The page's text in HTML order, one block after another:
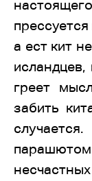
а ест кит
греет
забить